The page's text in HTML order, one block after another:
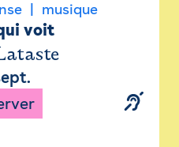
musique
voit